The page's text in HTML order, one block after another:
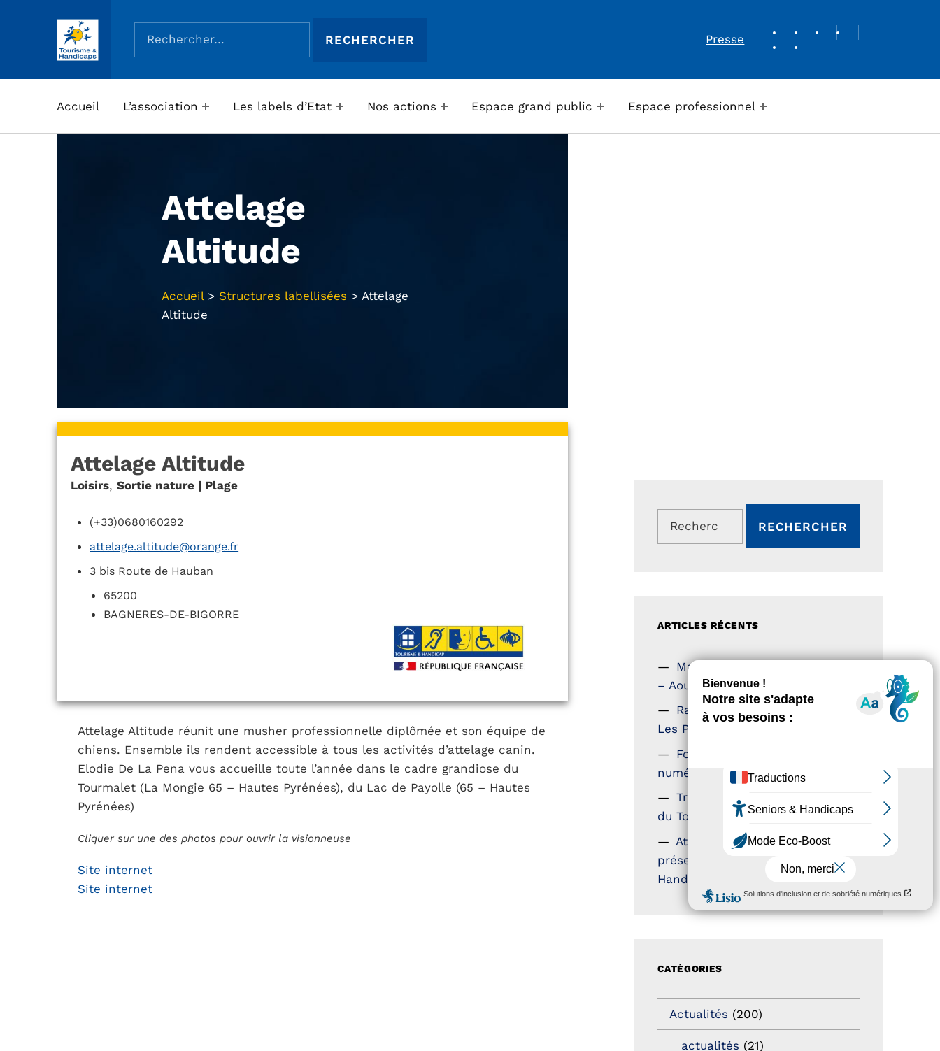
ASSOCIATION TOURISME ET HANDICAPS
Rechercher :
Presse
REVUE DE PRESSE
Accueil L’association Les labels d’Etat Nos actions Espace grand public Espace professionnel
Attelage
Altitude
Accueil> Structures labellisées > Attelage
Altitude
Attelage Altitude
Loisirs, Sortie nature | Plage
(+33)0680160292
attelage.altitude@orange.fr
3 bis Route de Hauban
65200
BAGNERES-DE-BIGORRE
Attelage Altitude réunit une musher professionnelle diplômée et son équipe de
chiens. Ensemble ils rendent accessible à tous les activités d’attelage canin.
Elodie De La Pena vous accueille toute l’année dans le cadre grandiose du
Tourmalet (La Mongie 65 – Hautes Pyrénées), du Lac de Payolle (65 – Hautes
Pyrénées)
Cliquer sur une des photos pour ouvrir la visionneuse
Site internet
Site internet
Rechercher :
ARTICLES RÉCENTS
Magazine Tourisme Accessible
– Aout 2026
Rallye Aicha des Gazelles –
Les Petillantes
Formation Communication
numérique
Trophées Horizons – Acteurs
du Tourisme Durable
Atout France – flyer
présentation label Tourisme &
Handicap
CATÉGORIES
Actualités (200)
actualités (21)